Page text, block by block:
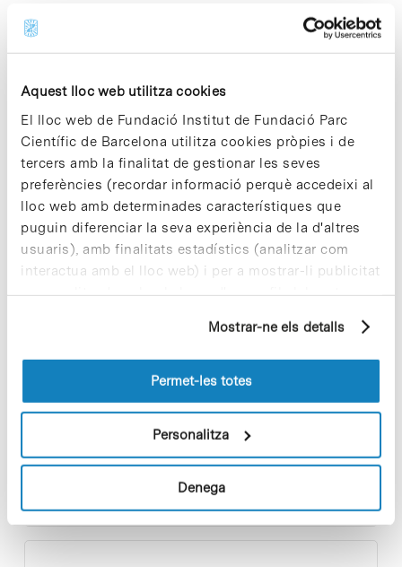
Aquest lloc web utilitza cookies
El lloc web de Fundació Institut de Fundació Parc
Científic de Barcelona utilitza cookies pròpies i de
tercers amb la finalitat de gestionar les seves
preferències (recordar informació perquè accedeixi al
lloc web amb determinades característiques que
puguin diferenciar la seva experiència de la d'altres
usuaris), amb finalitats estadístics (analitzar com
interactua amb el lloc web) i per a mostrar-li publicitat
personalitzada sobre la base d'un perfil elaborat a
pàgines visitades). Per a obtenir més informació sobre
les cookies pot consultar laPolítica de cookiesdel
Mostrar-ne els detalls
Permet-les totes
Personalitza
Denega
Share Share
Notícies més vistes
d’emergència climàtica
15 de juliol de 2026
Cuidar el territori és sostenibilitat
29 de juliol de 2026